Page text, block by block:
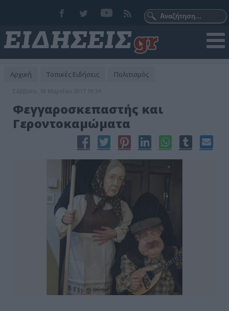
Αρχική Τοπικές Ειδήσεις Πολιτισμός
Σάββατο, 18 Μαρτίου 2017 19:34
Φεγγαροσκεπαστής και
Γεροντοκαμώματα